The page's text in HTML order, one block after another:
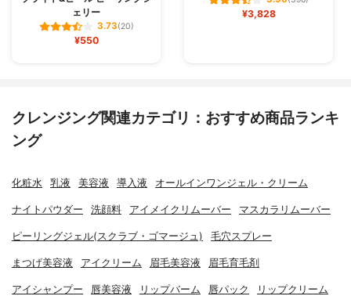
ェリー
3.73(20)
¥550
¥3,828
クレンジング関連カテゴリ：おすすめ商品ランキ
ング
化粧水 乳液 美容液 導入液 オールインワンジェル・クリーム
ナイトパウダー 洗顔料 アイメイクリムーバー マスカラリムーバー
ピーリングジェル(スクラブ・ゴマージュ) 毛穴スプレー
まつげ美容液 アイクリーム 眉毛美容液 眉毛育毛剤
アイシャンプー 唇美容液 リップバーム 唇パック リップクリーム